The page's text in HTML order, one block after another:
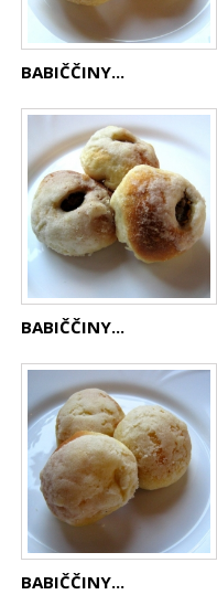
BABIČČINY...
BABIČČINY...
BABIČČINY...